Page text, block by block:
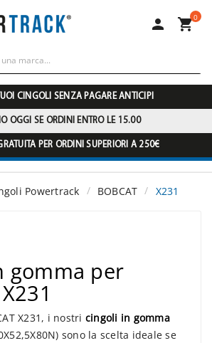
 0
CINGOLI SENZA PAGARE ANTICIPI
OGGI SE ORDINI ENTRO LE 15.00
PER ORDINI SUPERIORI A 250€
Powertrack BOBCAT X231
gomma per
X231, i nostri cingoli in gomma
sono la scelta ideale se